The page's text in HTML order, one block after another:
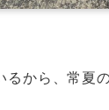
るから、常夏